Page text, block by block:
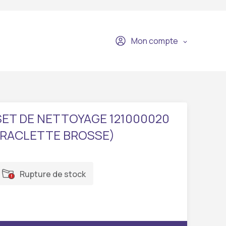
Mon compte
DE NETTOYAGE 121000020
BROSSE)
Rupture de stock